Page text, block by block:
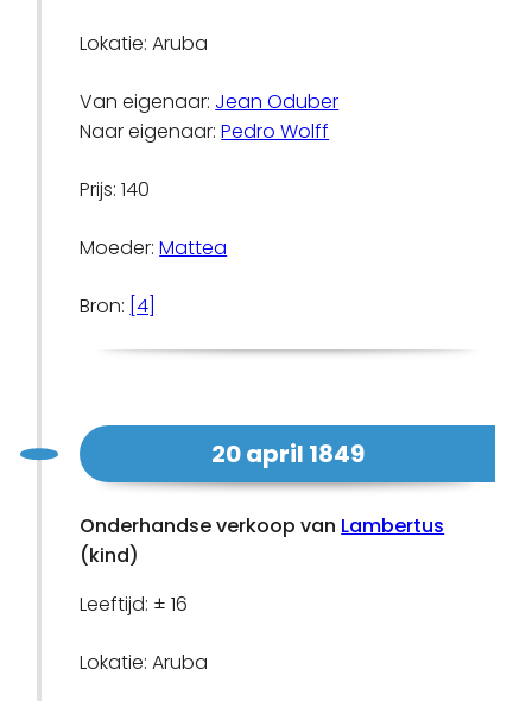
Lokatie: Aruba
Van eigenaar: Jean Oduber
Naar eigenaar:Pedro Wolff
Prijs: 140
Moeder:Mattea
Bron: [4]
20 april 1849
Onderhandse verkoop van Lambertus
(kind)
Leeftijd: ± 16
Lokatie: Aruba